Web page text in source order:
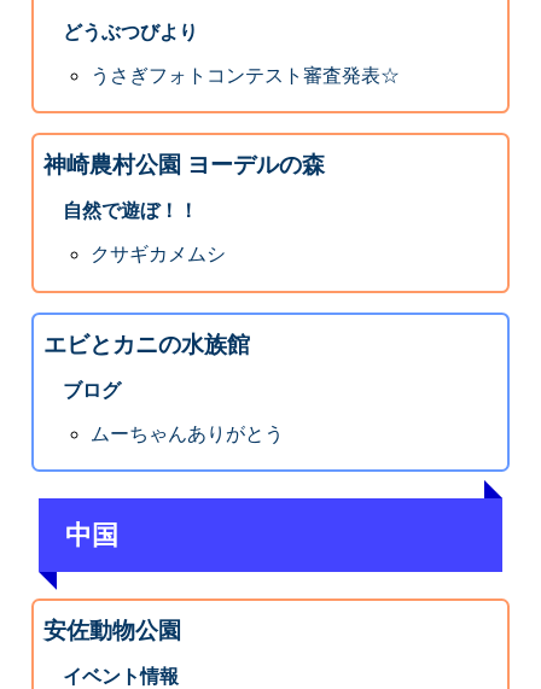
どうぶつびより
うさぎフォトコンテスト審査発表☆
神崎農村公園 ヨーデルの森
自然で遊ぼ！！
クサギカメムシ
エビとカニの水族館
ブログ
ムーちゃんありがとう
中国
安佐動物公園
イベント情報